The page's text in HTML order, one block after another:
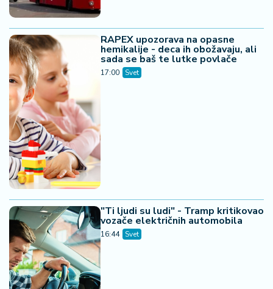
RAPEX upozorava na opasne
hemikalije - deca ih obožavaju, ali
sada se baš te lutke povlače
17:00 Svet
"Ti ljudi su ludi" - Tramp kritikovao
vozače električnih automobila
16:44 Svet